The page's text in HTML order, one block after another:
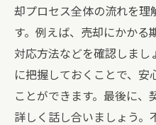
却プロセス全体の流れを理
す。例えば、売却にかかる
対応方法などを確認しまし
に把握しておくことで、安
ことができます。最後に、
詳しく話し合いましょう。